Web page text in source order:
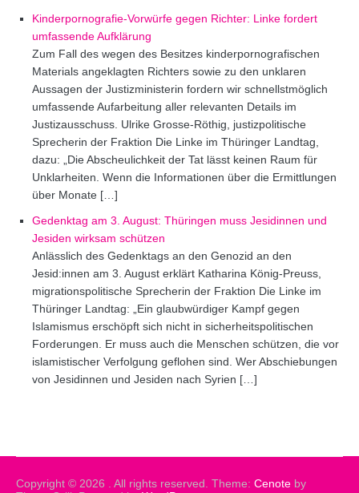
Kinderpornografie-Vorwürfe gegen Richter: Linke fordert
umfassende Aufklärung
Zum Fall des wegen des Besitzes kinderpornografischen
Materials angeklagten Richters sowie zu den unklaren
Aussagen der Justizministerin fordern wir schnellstmöglich
umfassende Aufarbeitung aller relevanten Details im
Justizausschuss. Ulrike Grosse-Röthig, justizpolitische
Sprecherin der Fraktion Die Linke im Thüringer Landtag,
dazu: „Die Abscheulichkeit der Tat lässt keinen Raum für
Unklarheiten. Wenn die Informationen über die Ermittlungen
über Monate […]
Gedenktag am 3. August: Thüringen muss Jesidinnen und
Jesiden wirksam schützen
Anlässlich des Gedenktags an den Genozid an den
Jesid:innen am 3. August erklärt Katharina König-Preuss,
migrationspolitische Sprecherin der Fraktion Die Linke im
Thüringer Landtag: „Ein glaubwürdiger Kampf gegen
Islamismus erschöpft sich nicht in sicherheitspolitischen
Forderungen. Er muss auch die Menschen schützen, die vor
islamistischer Verfolgung geflohen sind. Wer Abschiebungen
von Jesidinnen und Jesiden nach Syrien […]
Copyright © 2026 . All rights reserved. Theme: Cenote by